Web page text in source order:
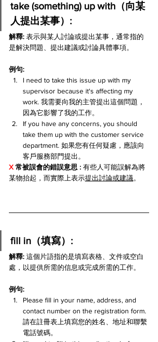
take (something) up with（向某
人提出某事）:
解釋: 表示與某人討論或提出某事，通常指的
是解決問題、提出建議或討論具體事項。
例句:
I need to take this issue up with my
supervisor because it's affecting my
work. 我需要向我的主管提出這個問題，
因為它影響了我的工作。
If you have any concerns, you should
take them up with the customer service
department. 如果您有任何疑慮，應該向
客戶服務部門提出。
X 常被誤會的錯誤意思 : 有些人可能誤解為將
某物抬起，而實際上表示提出討論或建議。
fill in（填寫）:
解釋: 這個片語指的是填寫表格、文件或空白
處，以提供所需的信息或完成所需的工作。
例句:
Please fill in your name, address, and
contact number on the registration form.
請在註冊表上填寫您的姓名、地址和聯繫
電話號碼。